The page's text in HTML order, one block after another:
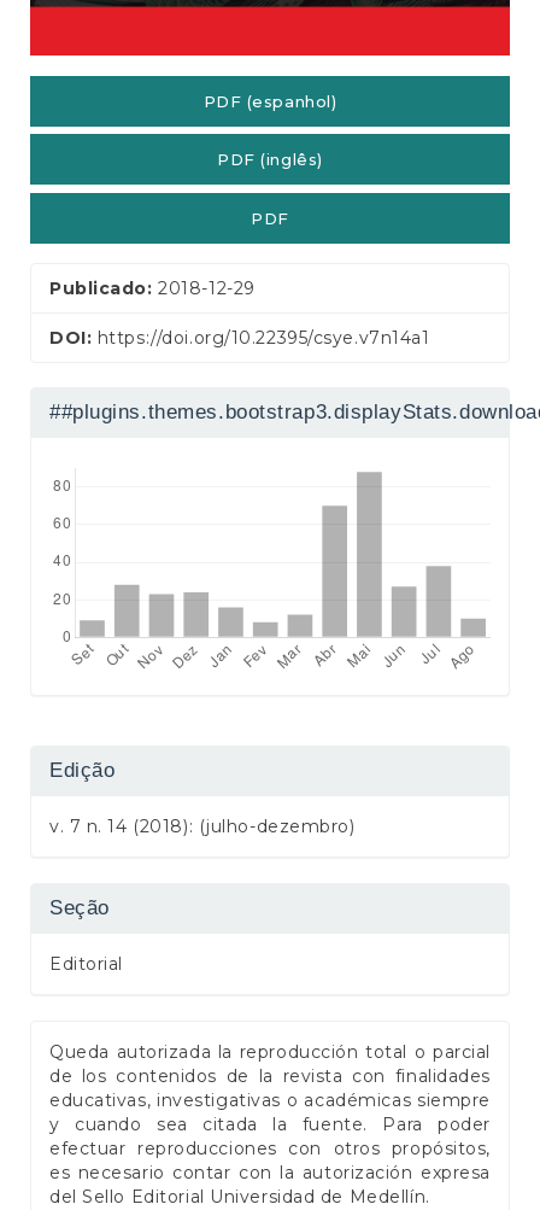
PDF (espanhol)
PDF (inglês)
PDF
Publicado:2018-12-29
DOI: https://doi.org/10.22395/csye.v7n14a1
Edição
v. 7 n. 14 (2018): (julho-dezembro)
Seção
Editorial
Queda autorizada la reproducción total o parcial
de los contenidos de la revista con finalidades
educativas, investigativas o académicas siempre
y cuando sea citada la fuente. Para poder
efectuar reproducciones con otros propósitos,
es necesario contar con la autorización expresa
del Sello Editorial Universidad de Medellín.